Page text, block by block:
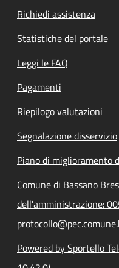
Richiedi assistenza
Statistiche del portale
Leggi le FAQ
Pagamenti
Riepilogo valutazioni
Segnalazione disservizio
Piano di miglioramento
Comune di Bassano
dell'amministrazione:
Powered by Sportello